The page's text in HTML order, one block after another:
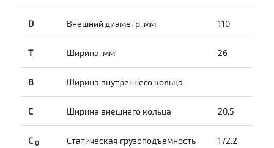
D Внешний диаметр, мм 110
T Ширина, мм 26
B Ширина внутреннего кольца
С Ширина внешнего кольца 20.5
С 0 Статическая грузоподъемность
172.2